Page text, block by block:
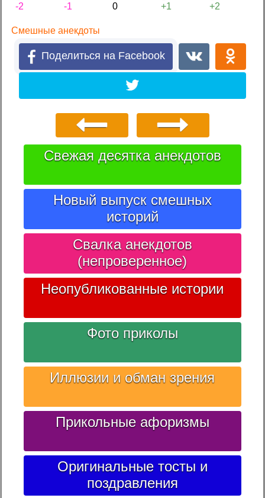
-2 -1 0 +1 +2
Смешные анекдоты
Поделиться на Facebook
Свежая десятка анекдотов
Новый выпуск смешных
историй
Свалка анекдотов
(непроверенное)
Неопубликованные истории
Фото приколы
Иллюзии и обман зрения
Прикольные афоризмы
Оригинальные тосты и
поздравления